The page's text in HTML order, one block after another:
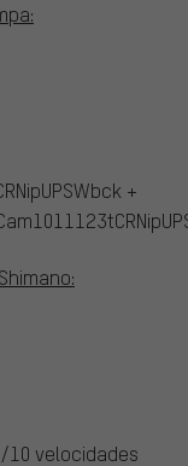
+
velocidades